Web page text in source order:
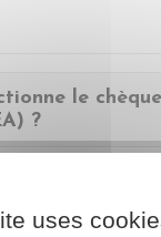
le
?
validé par
chaque
uses